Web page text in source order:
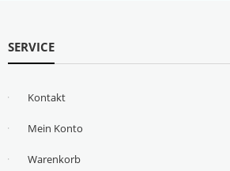
SERVICE
Kontakt
Mein Konto
Warenkorb